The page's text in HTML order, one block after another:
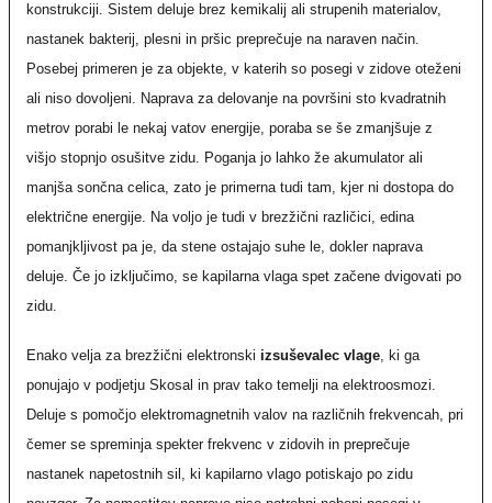
konstrukciji. Sistem deluje brez kemikalij ali strupenih materialov,
nastanek bakterij, plesni in pršic preprečuje na naraven način.
Posebej primeren je za objekte, v katerih so posegi v zidove oteženi
ali niso dovoljeni. Naprava za delovanje na površini sto kvadratnih
metrov porabi le nekaj vatov energije, poraba se še zmanjšuje z
višjo stopnjo osušitve zidu. Poganja jo lahko že akumulator ali
manjša sončna celica, zato je primerna tudi tam, kjer ni dostopa do
električne energije. Na voljo je tudi v brezžični različici, edina
pomanjkljivost pa je, da stene ostajajo suhe le, dokler naprava
deluje. Če jo izključimo, se kapilarna vlaga spet začene dvigovati po
zidu.
Enako velja za brezžični elektronski izsuševalec vlage, ki ga
ponujajo v podjetju Skosal in prav tako temelji na elektroosmozi.
Deluje s pomočjo elektromagnetnih valov na različnih frekvencah, pri
čemer se spreminja spekter frekvenc v zidovih in preprečuje
nastanek napetostnih sil, ki kapilarno vlago potiskajo po zidu